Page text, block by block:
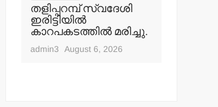
തളിപ്പറമ്പ് സ്വദേശി
ഇരിട്ടിയില്‍
കാറപകടത്തില്‍ മരിച്ചു.
admin3 August 6, 2026